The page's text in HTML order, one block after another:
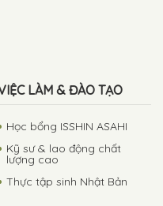
LÀM & ĐÀO TẠO
Học bổng ISSHIN ASAHI
Kỹ sư & lao động chất
lượng cao
Thực tập sinh Nhật Bản